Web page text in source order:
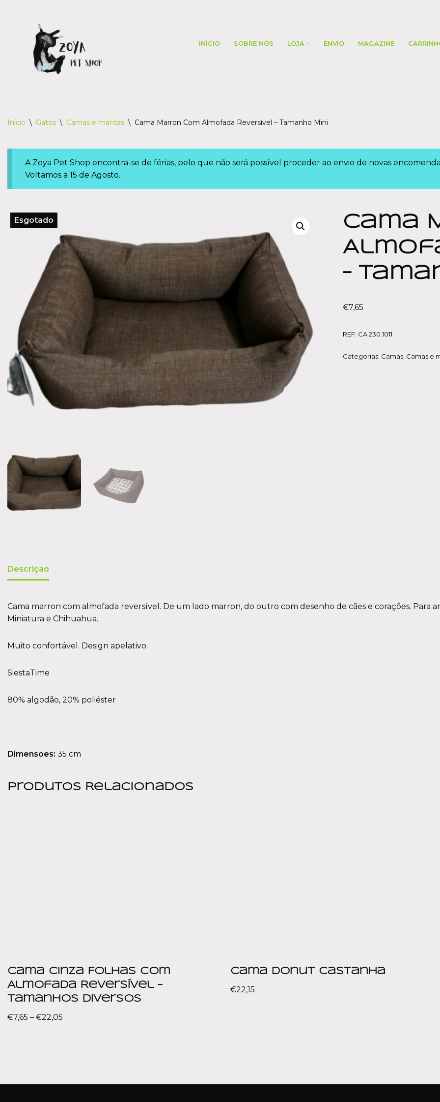
content
INÍCIO SOBRE NÓS LOJA ENVIO MAGAZINE
Início \ Gatos \ Camas e mantas \ Cama Marron Com Almofada Reversível – Tamanho Mini
A Zoya Pet Shop encontra-se de férias, pelo que não será possível proceder ao envio de novas
Voltamos a 15 de Agosto.
Esgotado
Cama
–
€7,65
REF: CA.230.1011
Categorias: Camas Camas e
Descrição
Cama marron com almofada reversível. De um lado marron, do outro com desenho de cães e corações. Para
Miniatura e Chihuahua.
Muito confortável. Design apelativo.
SiestaTime
80% algodão, 20% poliéster
Dimensões: 35 cm
Produtos Relacionados
Cama Cinza Folhas com
Almofada Reversível –
Tamanhos diversos
€7,65 – €22,05
Cama Donut Castanha
€22,15